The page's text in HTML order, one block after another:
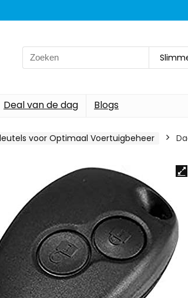
Search
for:
Deal van de dag Blogs
voor Optimaal Voertuigbeheer